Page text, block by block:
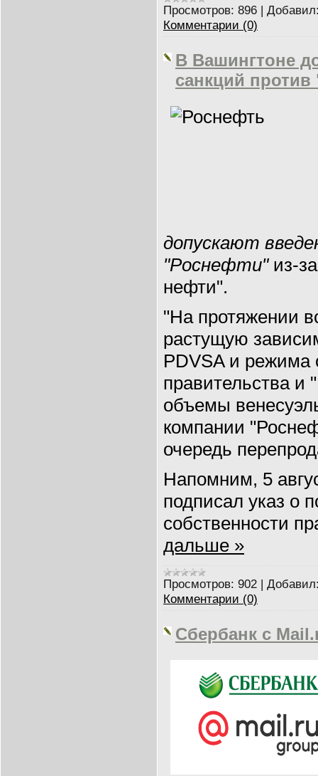
Просмотров: 896 |
Комментарии (0)
В Вашингтоне
санкций
допускают
"Роснефти"из-за
нефти".
"На протяжении
растущую
PDVSA и режима
правительства
объемы
компании
очередь
Напомним, 5
подписал указ о
собственности
дальше »
Просмотров: 902 |
Комментарии (0)
Сбербанк с